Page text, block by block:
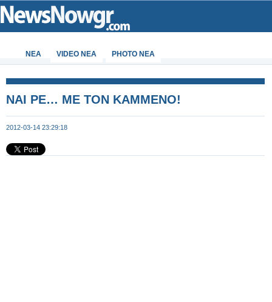
ΝΕΑ VIDEO NEA PHOTO NEA
ΝΑΙ ΡΕ… ΜΕ ΤΟΝ ΚΑΜΜΕΝΟ!
2012-03-14 23:29:18